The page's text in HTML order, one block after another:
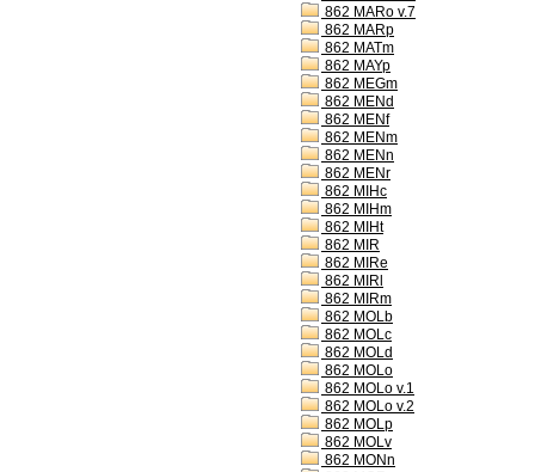
862 MARo v.7
862 MARp
862 MATm
862 MAYp
862 MEGm
862 MENd
862 MENf
862 MENm
862 MENn
862 MENr
862 MIHc
862 MIHm
862 MIHt
862 MIR
862 MIRe
862 MIRl
862 MIRm
862 MOLb
862 MOLc
862 MOLd
862 MOLo
862 MOLo v.1
862 MOLo v.2
862 MOLp
862 MOLv
862 MONn